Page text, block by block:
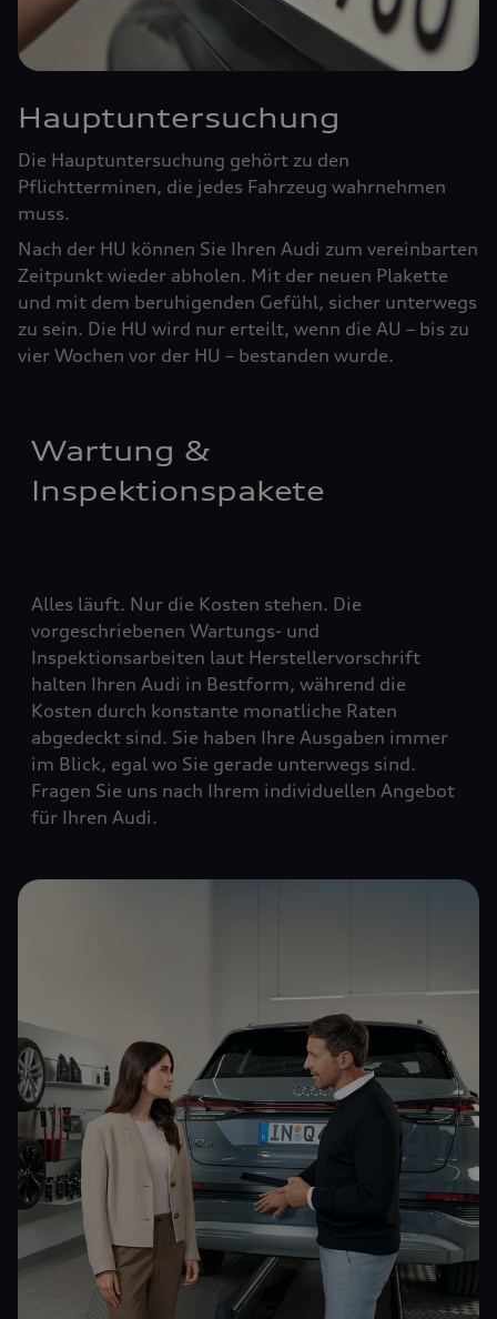
Hauptuntersuchung
Die Hauptuntersuchung gehört zu den
Pflichtterminen, die jedes Fahrzeug wahrnehmen
muss.
Nach der HU können Sie Ihren Audi zum vereinbarten
Zeitpunkt wieder abholen. Mit der neuen Plakette
und mit dem beruhigenden Gefühl, sicher unterwegs
zu sein. Die HU wird nur erteilt, wenn die AU – bis zu
vier ­Woch­en vor der HU – bestanden wurde.
Wartung &
Inspektionspakete
Alles läuft. Nur die Kosten stehen. Die
vorgeschriebenen Wartungs- und
Inspektionsarbeiten laut Herstellervorschrift
halten Ihren Audi in Bestform, während die
Kosten durch konstante monatliche Raten
abgedeckt sind. Sie haben Ihre Ausgaben immer
im Blick, egal wo Sie gerade unterwegs sind.
Fragen Sie uns nach Ihrem individuellen Angebot
für Ihren Audi.